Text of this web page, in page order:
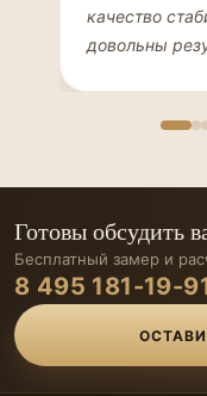
качество
довольны
Готовы обсудить
Бесплатный замер и
8 495 181-19-